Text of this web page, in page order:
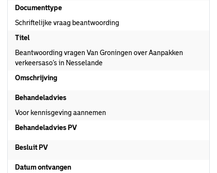
Documenttype
Schriftelijke vraag beantwoording
Titel
Beantwoording vragen Van Groningen over Aanpakken
verkeersaso’s in Nesselande
Omschrijving
Behandeladvies
Voor kennisgeving aannemen
Behandeladvies PV
Besluit PV
Datum ontvangen